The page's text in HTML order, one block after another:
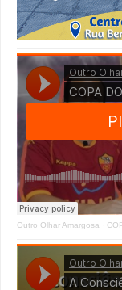
Outro Olhar Amargosa ·